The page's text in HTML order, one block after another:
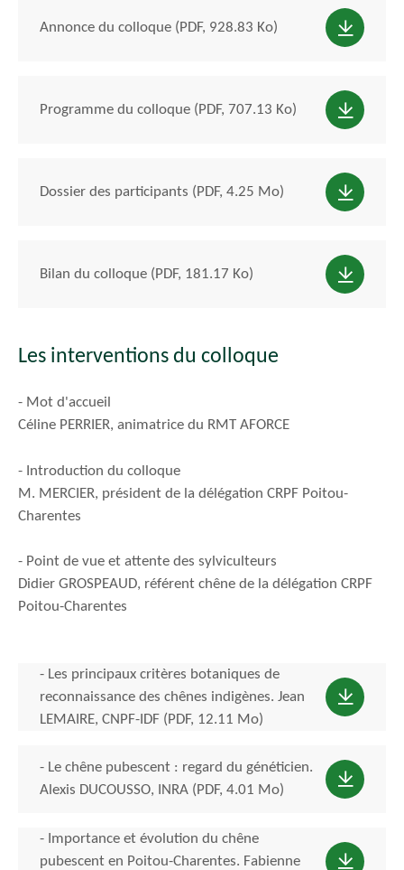
Annonce du colloque (PDF, 928.83 Ko)
Programme du colloque (PDF, 707.13 Ko)
Dossier des participants (PDF, 4.25 Mo)
Bilan du colloque (PDF, 181.17 Ko)
Les interventions du colloque
- Mot d'accueil
Céline PERRIER, animatrice du RMT AFORCE
- Introduction du colloque
M. MERCIER, président de la délégation CRPF Poitou-
Charentes
- Point de vue et attente des sylviculteurs
Didier GROSPEAUD, référent chêne de la délégation CRPF
Poitou-Charentes
- Les principaux critères botaniques de
reconnaissance des chênes indigènes. Jean
LEMAIRE, CNPF-IDF (PDF, 12.11 Mo)
- Le chêne pubescent : regard du généticien.
Alexis DUCOUSSO, INRA (PDF, 4.01 Mo)
- Importance et évolution du chêne
pubescent en Poitou-Charentes. Fabienne